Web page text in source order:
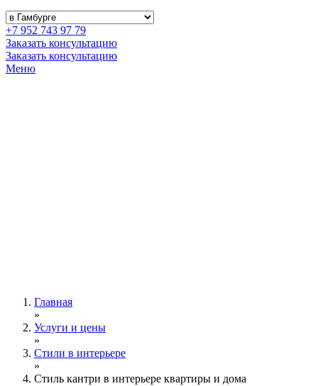
+7 952 743 97 79
Заказать консультацию
Заказать консультацию
Меню
Главная
»
Услуги и цены
»
Стили в интерьере
»
Стиль кантри в интерьере квартиры и дома